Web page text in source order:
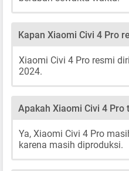
Kapan Xiaomi Civi 4 Pro
Xiaomi Civi 4 Pro resmi
2024.
Apakah Xiaomi Civi 4 Pro
Ya, Xiaomi Civi 4 Pro
karena masih diproduksi.